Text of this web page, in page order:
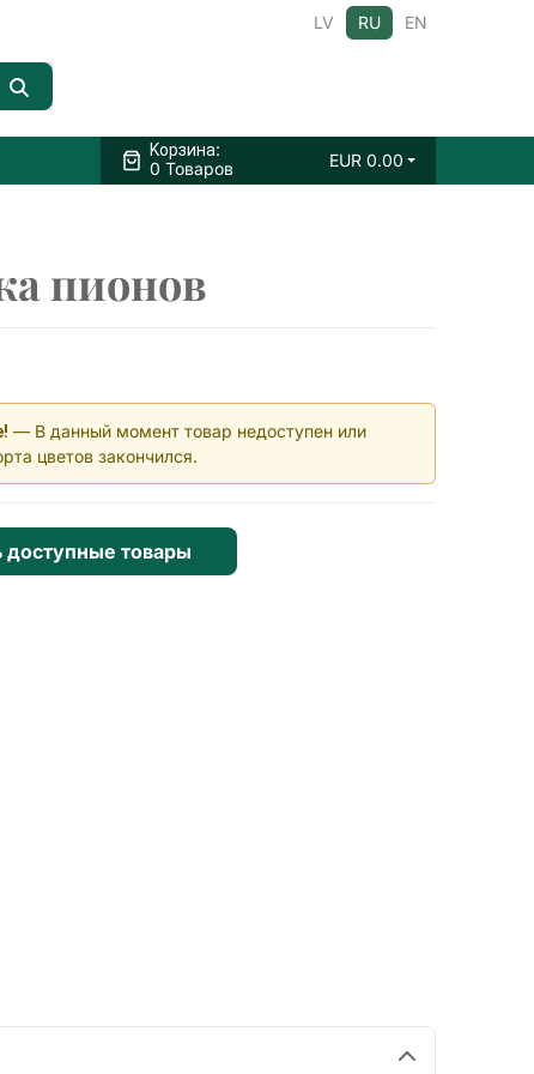
LV RU EN
Kорзина:
0 Товаров
EUR 0.00
пионов
— В данный момент товар недоступен или
цветов закончился.
доступные товары